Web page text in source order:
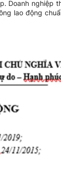
Doanh nghiệp
lao động